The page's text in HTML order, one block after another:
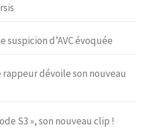
d’AVC évoquée
dévoile son nouveau
S3 », son nouveau clip !